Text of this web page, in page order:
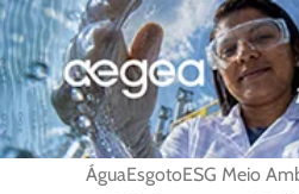
ÁguaEsgotoESG Meio